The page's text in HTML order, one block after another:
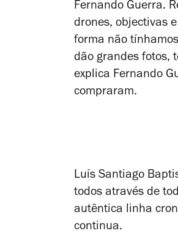
Fernando Guerra.
drones, objectivas
forma não
dão grandes fotos,
explica Fernando
compraram.
Luís Santiago
todos através de
autêntica linha
continua.